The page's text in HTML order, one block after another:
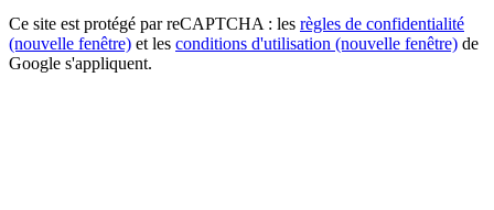
Ce site est protégé par reCAPTCHA : les règles de confidentialité
(nouvelle fenêtre) et les conditions d'utilisation (nouvelle fenêtre) de
Google s'appliquent.